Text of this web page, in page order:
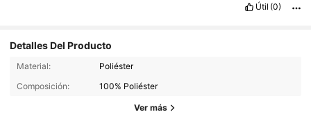
Útil (0)
Detalles Del Producto
Material:
Poliéster
Composición:
100% Poliéster
Ver más